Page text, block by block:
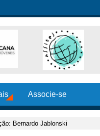
Associe-se
Bernardo Jablonski